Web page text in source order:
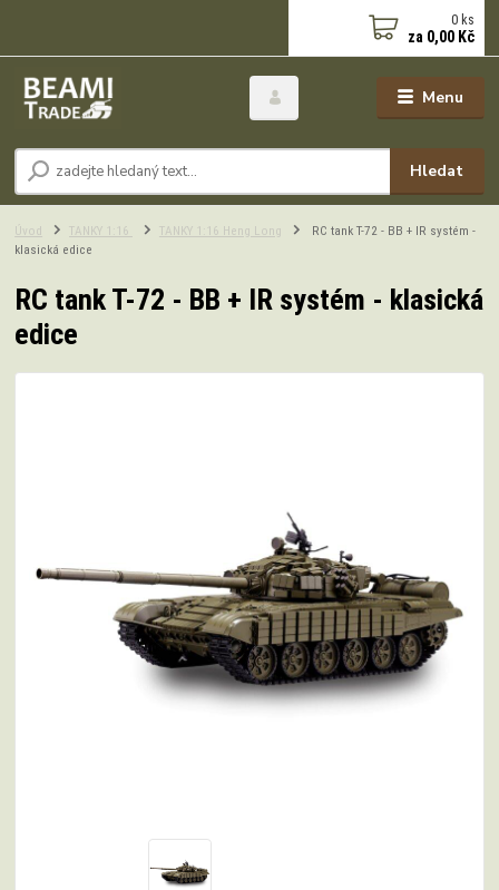
Menu
Hledat
0 ks
za 0,00 Kč
Úvod TANKY 1:16 TANKY 1:16 Heng Long
RC tank T-72 - BB + IR systém -
klasická edice
RC tank T-72 - BB + IR systém - klasická
edice